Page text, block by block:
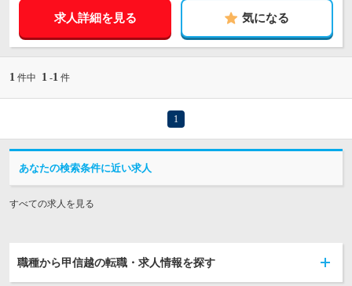
求人詳細を見る 気になる
1 件中 1 -1 件
1
あなたの検索条件に近い求人
すべての求人を見る
職種から甲信越の転職・求人情報を探す